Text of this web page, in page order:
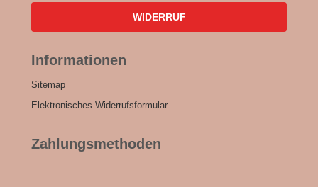
WIDERRUF
Informationen
Sitemap
Elektronisches Widerrufsformular
Zahlungsmethoden